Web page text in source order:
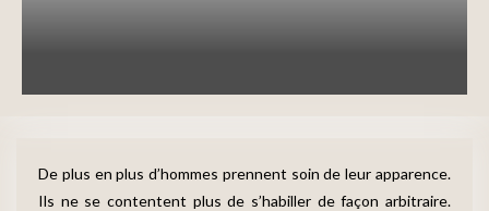
De plus en plus d’hommes prennent soin de leur apparence.
Ils ne se contentent plus de s’habiller de façon arbitraire.